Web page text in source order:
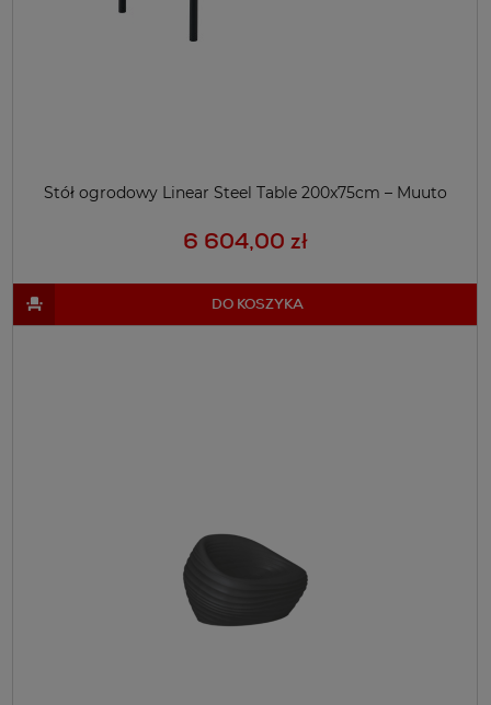
Stół ogrodowy Linear Steel Table 200x75cm – Muuto
6 604,00 zł
DO KOSZYKA